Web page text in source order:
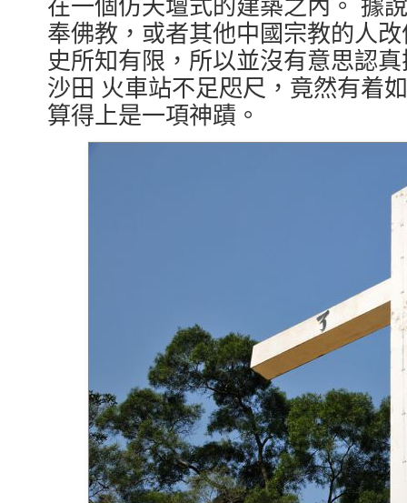
奉佛教，或者其他中國宗教的人
史所知有限，所以並沒有意思認
沙田 火車站不足咫尺，竟然有着
算得上是一項神蹟。